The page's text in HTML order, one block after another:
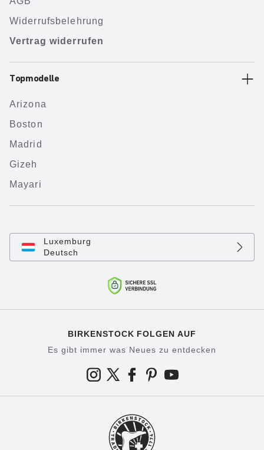
Widerrufsbelehrung
Vertrag widerrufen
Topmodelle
Arizona
Boston
Madrid
Gizeh
Mayari
Luxemburg
Deutsch
BIRKENSTOCK FOLGEN AUF
Es gibt immer was Neues zu entdecken